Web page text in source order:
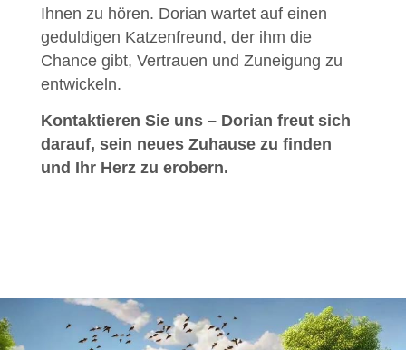
Ihnen zu hören. Dorian wartet auf einen
geduldigen Katzenfreund, der ihm die
Chance gibt, Vertrauen und Zuneigung zu
entwickeln.
Kontaktieren Sie uns – Dorian freut sich
darauf, sein neues Zuhause zu finden
und Ihr Herz zu erobern.